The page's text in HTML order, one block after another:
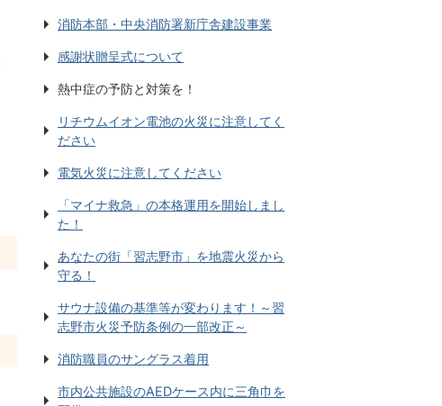
消防本部・中央消防署新庁舎建設事業
感謝状贈呈式について
熱中症の予防と対策を！
リチウムイオン電池の火災に注意してく
ださい
電気火災に注意してください
「マイナ救急」の本格運用を開始しまし
た！
あなたの街「習志野市」を地震火災から
守る！
サウナ設備の基準等が変わります！～習
志野市火災予防条例の一部改正～
消防職員のサングラス着用
市内公共施設のAEDケース内に三角巾を